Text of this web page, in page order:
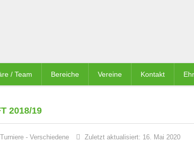
/ Team Bereiche Vereine Kontakt
2018/19
Turniere - Verschiedene Zuletzt aktualisiert: 16. Mai 2020